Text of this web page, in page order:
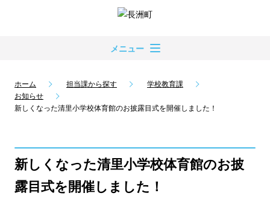
メニュー
ホーム 担当課から探す
学校教育課
お知らせ
新しくなった清里小学校体育館のお披露目式を開催しました！
新しくなった清里小学校体育館のお披
露目式を開催しました！